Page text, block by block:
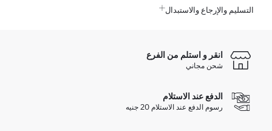
التسليم والإرجاع والاستبدال
انقر و استلم من الفرع
شحن مجاني
الدفع عند الاستلام
رسوم الدفع عند الاستلام 20 جنيه